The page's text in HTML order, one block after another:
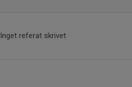
Inget referat skrivet